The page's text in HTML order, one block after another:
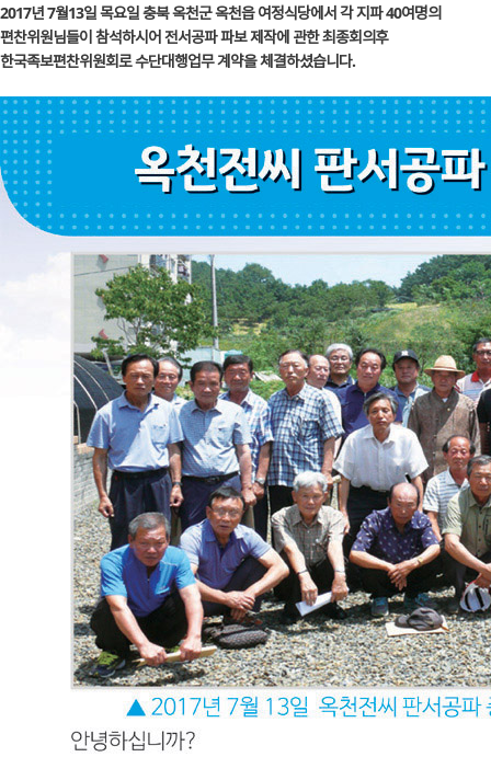
2017년 7월13일 목요일 충북 옥천군 옥천읍 여정식당에서 각 지파 40여명의
편찬위원님들이 참석하시어 전서공파 파보 제작에 관한 최종회의후
한국족보편찬위원회로 수단대행업무 계약을 체결하셨습니다.